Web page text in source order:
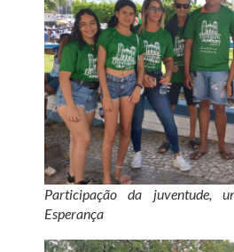
Participação da juventude,
Esperança